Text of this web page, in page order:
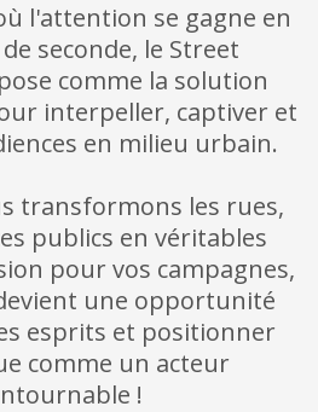
l'attention se gagne en
seconde, le Street
comme la solution
interpeller, captiver et
en milieu urbain.
transformons les rues,
publics en véritables
pour vos campagnes,
une opportunité
esprits et positionner
comme un acteur
!